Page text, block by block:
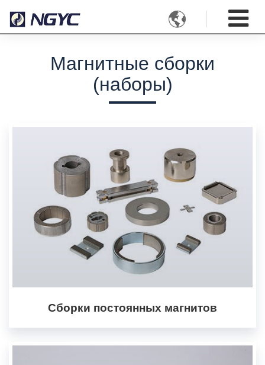

Магнитные сборки
(наборы)
Сборки постоянных магнитов